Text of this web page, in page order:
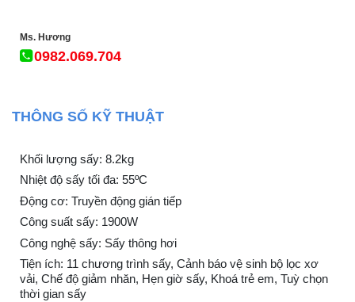
Ms. Hương
0982.069.704
THÔNG SỐ KỸ THUẬT
Khối lượng sấy: 8.2kg
Nhiệt độ sấy tối đa: 55ºC
Động cơ: Truyền động gián tiếp
Công suất sấy: 1900W
Công nghệ sấy: Sấy thông hơi
Tiện ích: 11 chương trình sấy, Cảnh báo vệ sinh bộ lọc xơ
vải, Chế độ giảm nhăn, Hẹn giờ sấy, Khoá trẻ em, Tuỳ chọn
thời gian sấy